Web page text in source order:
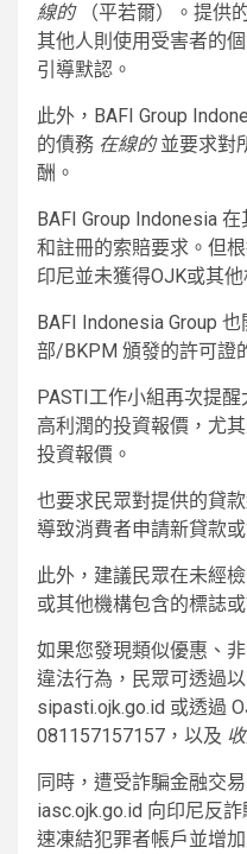
線的
（平若爾）。提供
其他人則使用受害者的
引導默認。
此外，BAFI Group
的債務 在線的並要求對
酬。
BAFI Group Indonesia
和註冊的索賠要求。但
印尼並未獲得OJK或其
BAFI Indonesia Group
部/BKPM 頒發的許可證
PASTI工作小組再次提
高利潤的投資報價，尤
投資報價。
也要求民眾對提供的貸
導致消費者申請新貸款
此外，建議民眾在未經
或其他機構包含的標誌
如果您發現類似優惠、
違法行為，民眾可透過
sipasti.ojk.go.id 或透過
081157157157，以及
同時，遭受詐騙金融交
iasc.ojk.go.id 向印尼反
速凍結犯罪者帳戶並增